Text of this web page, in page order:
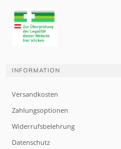
INFORMATION
Versandkosten
Zahlungsoptionen
Widerrufsbelehrung
Datenschutz